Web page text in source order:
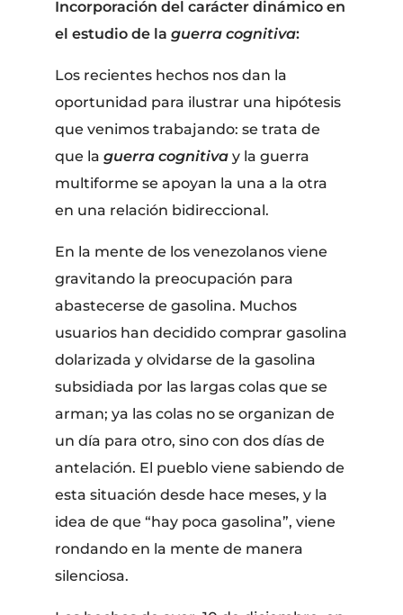
Incorporación del carácter dinámico en
el estudio de laguerra cognitiva:
Los recientes hechos nos dan la
oportunidad para ilustrar una hipótesis
que venimos trabajando: se trata de
que laguerra cognitiva y la guerra
multiforme se apoyan la una a la otra
en una relación bidireccional.
En la mente de los venezolanos viene
gravitando la preocupación para
abastecerse de gasolina. Muchos
usuarios han decidido comprar gasolina
dolarizada y olvidarse de la gasolina
subsidiada por las largas colas que se
arman; ya las colas no se organizan de
un día para otro, sino con dos días de
antelación. El pueblo viene sabiendo de
esta situación desde hace meses, y la
idea de que “hay poca gasolina”, viene
rondando en la mente de manera
silenciosa.